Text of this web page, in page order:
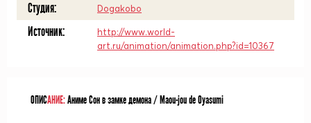
Студия: Dogakobo
Источник:
http://www.world-
art.ru/animation/animation.php?id=10367
ОПИСАНИЕ:Аниме Сон в замке демона / Maou-jou de Oyasumi